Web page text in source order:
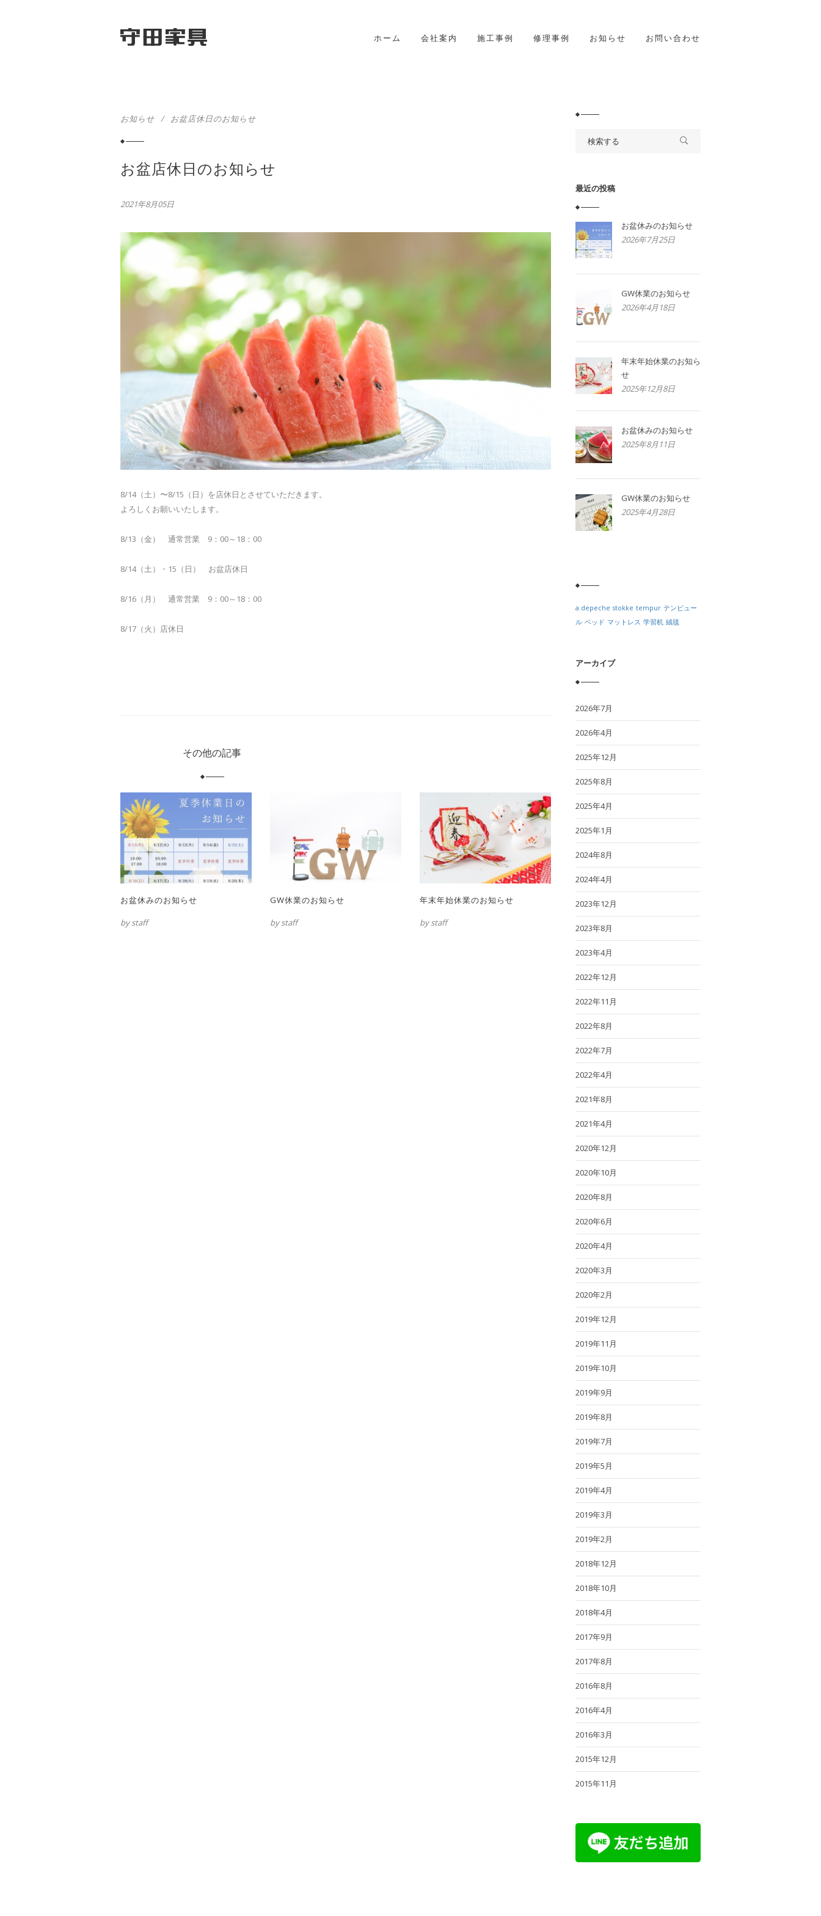
ホーム 会社案内 施工事例 修理事例 お知らせ お問い合わせ
お知らせ / お盆店休日のお知らせ
お盆店休日のお知らせ
2021年8月05日
8/14（土）〜8/15（日）を店休日とさせていただきます。
よろしくお願いいたします。
8/13（金） 通常営業 9：00～18：00
8/14（土）・15（日） お盆店休日
8/16（月） 通常営業 9：00～18：00
8/17（火）店休日
その他の記事
お盆休みのお知らせ
by staff
GW休業のお知らせ
by staff
年末年始休業のお知らせ
by staff
最近の投稿
お盆休みのお知らせ
2026年7月25日
GW休業のお知らせ
2026年4月18日
年末年始休業のお知ら
せ
2025年12月8日
お盆休みのお知らせ
2025年8月11日
GW休業のお知らせ
2025年4月28日
a.depeche stokke tempur テンピュー
ル ベッド マットレス 学習机 絨毯
アーカイブ
2026年7月
2026年4月
2025年12月
2025年8月
2025年4月
2025年1月
2024年8月
2024年4月
2023年12月
2023年8月
2023年4月
2022年12月
2022年11月
2022年8月
2022年7月
2022年4月
2021年8月
2021年4月
2020年12月
2020年10月
2020年8月
2020年6月
2020年4月
2020年3月
2020年2月
2019年12月
2019年11月
2019年10月
2019年9月
2019年8月
2019年7月
2019年5月
2019年4月
2019年3月
2019年2月
2018年12月
2018年10月
2018年4月
2017年9月
2017年8月
2016年8月
2016年4月
2016年3月
2015年12月
2015年11月